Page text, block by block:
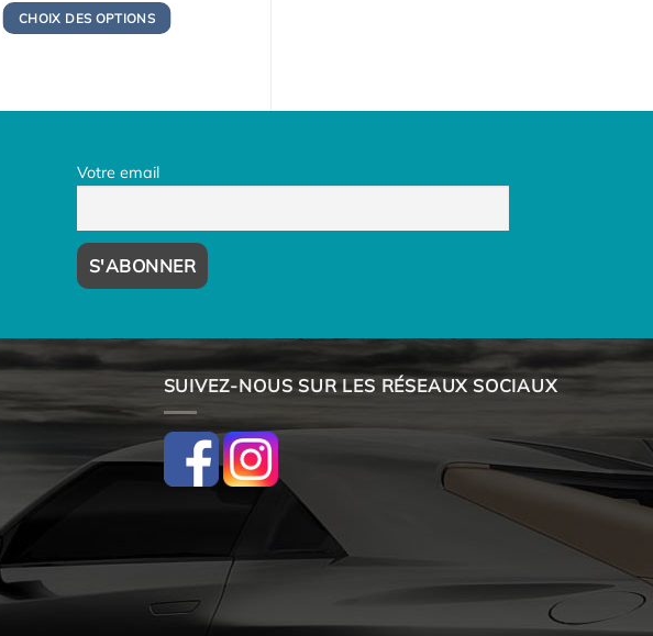
initial
était :
actuel
est :
CHOIX DES OPTIONS
Votre email
SUIVEZ-NOUS SUR LES RÉSEAUX SOCIAUX